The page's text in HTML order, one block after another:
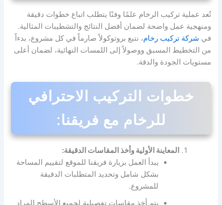
تُعد عملية تركيب الرخام علمًا وفنًا يتطلب اتباع خطوات دقيقة
ومنهجية عمل واضحة لضمان أفضل النتائج والتشطيبات المثالية.
في شركة تركيب رخام، نتبع بروتوكولاً صارماً في كل مشروع، بدءاً
من التخطيط المسبق ووصولاً إلى اللمسات النهائية، لضمان أعلى
مستويات الجودة والدقة.
خطوات التركيب الاحترافي
للرخام مع فريقنا:
المعاينة الأولية وأخذ المقاسات الدقيقة:
يبدأ العمل بزيارة فريقنا للموقع لتقييم المساحة
بشكل شامل وتحديد المتطلبات الدقيقة
للمشروع.
يتم أخذ مقاسات تفصيلية لجميع الأسطح المراد